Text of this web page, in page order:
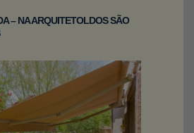
– NA ARQUITETOLDOS SÃO